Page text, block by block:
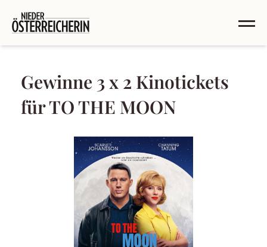
Gewinne 3 x 2 Kinotickets
für TO THE MOON